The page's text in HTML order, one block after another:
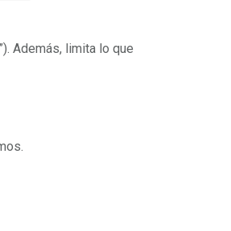
Además, limita lo que